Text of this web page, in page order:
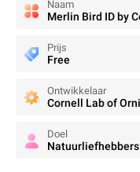
Naam
Prijs
Free
Ontwikkelaar
Doel
Natuurliefhebbers